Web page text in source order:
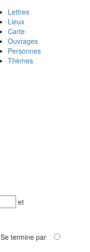
Lettres
Lieux
Carte
Ouvrages
Personnes
Thèmes
et
Se termine par